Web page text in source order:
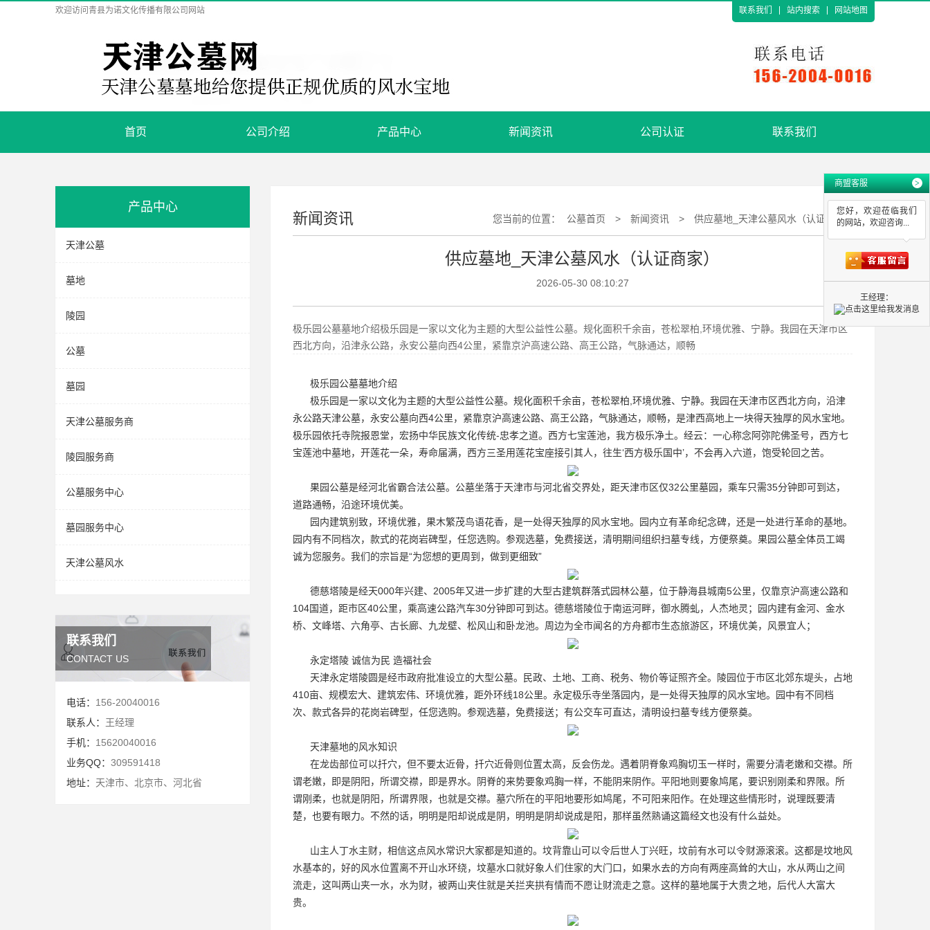
欢迎访问 青县为诺文化传播有限公司 网站 联系我们 站内搜索 网站地图
首页 公司介绍 产品中心 新闻资讯 公司认证 联系我们
产品中心
天津公墓
墓地
陵园
公墓
墓园
天津公墓服务商
陵园服务商
公墓服务中心
墓园服务中心
天津公墓风水
联系我们
CONTACT US
电话： 156-20040016
联系人： 王经理
手机： 15620040016
业务QQ： 309591418
地址： 天津市、北京市、河北省
新闻资讯 您当前的位置： 公墓首页 > 新闻资讯 > 供应墓地_天津公墓风水（认证商家）
供应墓地_天津公墓风水（认证商家）
2026-05-30 08:10:27
极乐园公墓墓地介绍极乐园是一家以文化为主题的大型公益性公墓。规化面积千余亩，苍松翠柏,环境优雅、宁静。我园在天津市区
西北方向，沿津永公路，永安公墓向西4公里，紧靠京沪高速公路、高王公路，气脉通达，顺畅
极乐园公墓墓地介绍
极乐园是一家以文化为主题的大型公益性公墓。规化面积千余亩，苍松翠柏,环境优雅、宁静。我园在天津市区西北方向，沿津
永公路天津公墓，永安公墓向西4公里，紧靠京沪高速公路、高王公路，气脉通达，顺畅，是津西高地上一块得天独厚的风水宝地。
极乐园依托寺院报恩堂，宏扬中华民族文化传统-忠孝之道。西方七宝莲池，我方极乐净土。经云：一心称念阿弥陀佛圣号，西方七
宝莲池中墓地，开莲花一朵，寿命届满，西方三圣用莲花宝座接引其人，往生‘西方极乐国中’，不会再入六道，饱受轮回之苦。
果园公墓是经河北省霸合法公墓。公墓坐落于天津市与河北省交界处，距天津市区仅32公里墓园 ，乘车只需35分钟即可到达，
道路通畅，沿途环境优美。
园内建筑别致，环境优雅，果木繁茂鸟语花香，是一处得天独厚的风水宝地。园内立有革命纪念碑，还是一处进行革命的基地。
园内有不同档次，款式的花岗岩碑型，任您选购。参观选墓，免费接送，清明期间组织扫墓专线，方便祭奠。果园公墓全体员工竭
诚为您服务。我们的宗旨是“为您想的更周到，做到更细致”
德慈塔陵是经天000年兴建、2005年又进一步扩建的大型古建筑群落式园林公墓，位于静海县城南5公里，仅靠京沪高速公路和
104国道，距市区40公里，乘高速公路汽车30分钟即可到达。德慈塔陵位于南运河畔，御水腾虬，人杰地灵；园内建有金河、金水
桥、文峰塔、六角亭、古长廊、九龙壁、松风山和卧龙池。周边为全市闻名的方舟都市生态旅游区，环境优美，风景宜人；
永定塔陵 诚信为民 造福社会
天津永定塔陵圆是经市政府批准设立的大型公墓。民政、土地、工商、税务、物价等证照齐全。陵园位于市区北郊东堤头，占地
410亩、规模宏大、建筑宏伟、环境优雅，距外环线18公里。永定极乐寺坐落园内，是一处得天独厚的风水宝地。园中有不同档
次、款式各异的花岗岩碑型，任您选购。参观选墓，免费接送；有公交车可直达，清明设扫墓专线方便祭奠。
天津墓地的风水知识
在龙齿部位可以扦穴，但不要太近骨，扦穴近骨则位置太高，反会伤龙。遇着阴脊象鸡胸切玉一样时，需要分清老嫩和交襟。所
谓老嫩，即是阴阳，所谓交襟，即是界水。阴脊的来势要象鸡胸一样，不能阴来阴作。平阳地则要象鸠尾，要识别刚柔和界限。所
谓刚柔，也就是阴阳，所谓界限，也就是交襟。墓穴所在的平阳地要形如鸠尾，不可阳来阳作。在处理这些情形时，说理既要清
楚，也要有眼力。不然的话，明明是阳却说成是阴，明明是阴却说成是阳，那样虽然熟诵这篇经文也没有什么益处。
山主人丁水主财，相信这点风水常识大家都是知道的。坟背靠山可以令后世人丁兴旺，坟前有水可以令财源滚滚。这都是坟地风
水基本的，好的风水位置离不开山水环绕，坟墓水口就好象人们住家的大门口，如果水去的方向有两座高耸的大山，水从两山之间
流走，这叫两山夹一水，水为财，被两山夹住就是关拦夹拱有情而不愿让财流走之意。这样的墓地属于大贵之地，后代人大富大
贵。
商盟客服 >
您好，欢迎莅临我们
的网站，欢迎咨询...
王经理：